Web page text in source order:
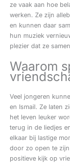
ze vaak aan hoe
werken. Ze zijn
en kunnen daar
hun muziek
plezier dat ze
Waarom
Veel jongeren
en Ismail. Ze laten
het leven leuker
terug in de liedjes
elkaar bij lastige
door zo open te
positieve kijk op